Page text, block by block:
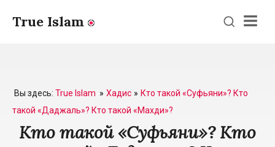
True Islam
Вы здесь:True Islam Хадис
Кто такой «Суфьяни»? Кто
такой «Даджаль»? Кто такой «Махди»?
Кто такой «Суфьяни»? Кто